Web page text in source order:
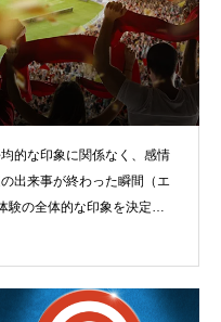
的な印象に関係なく、感情
出来事が終わった瞬間（エ
験の全体的な印象を決定し